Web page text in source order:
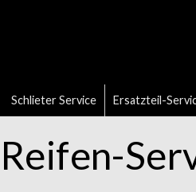
Schlieter Service Ersatzteil-
Reifen-